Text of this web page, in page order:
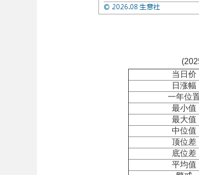
当日价
日涨幅
一年位
最小值
最大值
中位值
顶位差
底位差
平均值